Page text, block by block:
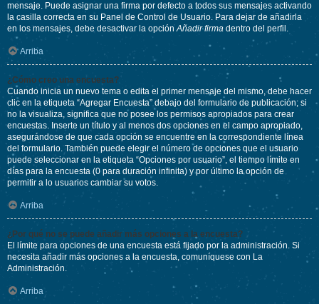
mensaje. Puede asignar una firma por defecto a todos sus mensajes activando
la casilla correcta en su Panel de Control de Usuario. Para dejar de añadirla
en los mensajes, debe desactivar la opciónAñadir firma dentro del perfil.
Arriba
¿Cómo creo una encuesta?
Cuando inicia un nuevo tema o edita el primer mensaje del mismo, debe hacer
clic en la etiqueta “Agregar Encuesta” debajo del formulario de publicación; si
no la visualiza, significa que no posee los permisos apropiados para crear
encuestas. Inserte un título y al menos dos opciones en el campo apropiado,
asegurándose de que cada opción se encuentre en la correspondiente línea
del formulario. También puede elegir el número de opciones que el usuario
puede seleccionar en la etiqueta “Opciones por usuario”, el tiempo límite en
días para la encuesta (0 para duración infinita) y por último la opción de
permitir a lo usuarios cambiar su votos.
Arriba
¿Por qué no se puede añadir más opciones a la encuesta?
El límite para opciones de una encuesta está fijado por la administración. Si
necesita añadir más opciones a la encuesta, comuníquese con La
Administración.
Arriba